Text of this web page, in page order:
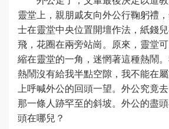
靈堂上，親朋戚友向外公行鞠躬禮
士在靈堂中央位置開壇作法，紙錢
飛，花圈在兩旁站崗。原來，靈堂
縮在靈堂的一角，迷惘著這種熱鬧
熱鬧沒有給我半點空隙，我不能在
上呼喊外公的回頭一望。外公究竟
那一條人跡罕至的斜坡。外公的盡
頭在哪兒？